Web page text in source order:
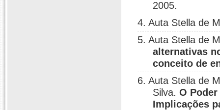
2005.
4. Auta Stella de
5. Auta Stella de
alternativas
conceito de
6. Auta Stella de
Silva.O
Implicações